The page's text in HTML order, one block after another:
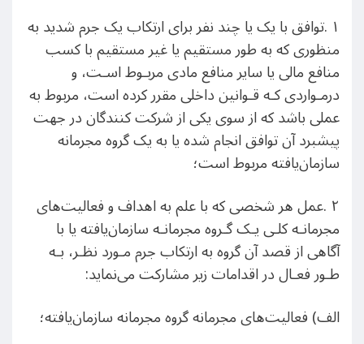
١ .توافق با یک یا چند نفر برای ارتکاب یک جرم شدید به
منظوری که به طور مستقیم یا غیر مستقیم با کسب
منافع مالی یا سایر منافع مادی مربـوط اسـت، و
درمـواردی کـه قـوانین داخلی مقرر کرده است، مربوط به
عملی باشد که از سوی یکی از شرکت کنندگان در جهت
پیشبرد آن توافق انجام شده یا به یک گروه مجرمانه
سازمان‌یافته مربوط است؛
٢ .عمل هر شخصی که با علم به اهداف و فعالیت‌های
مجرمانـه کلـی یـک گـروه مجرمانـه سازمان‌یافته یا با
آگاهی از قصد آن گروه به ارتکاب جرم مـورد نظـر، بـه
طـور فعـال در اقدامات زیر مشارکت می‌نماید:
الف) فعالیت‌های مجرمانه گروه مجرمانه سازمان‌یافته؛